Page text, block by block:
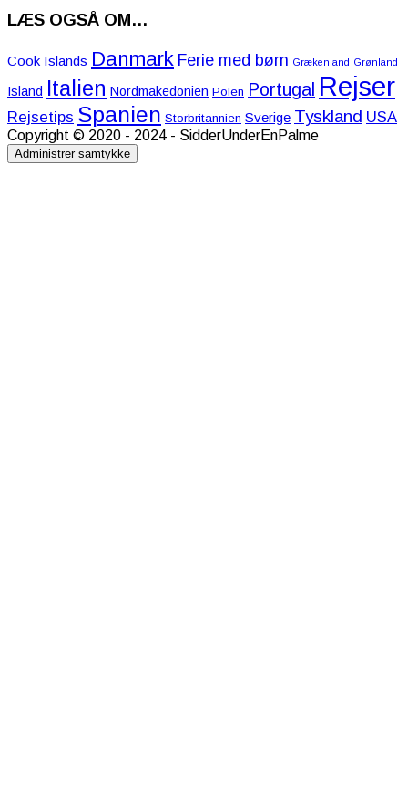
LÆS OGSÅ OM…
Cook Islands Danmark Ferie med børn Grækenland Grønland
Island Italien Nordmakedonien Polen Portugal Rejser
Rejsetips Spanien Storbritannien Sverige Tyskland USA
Copyright © 2020 - 2024 - SidderUnderEnPalme
Administrer samtykke